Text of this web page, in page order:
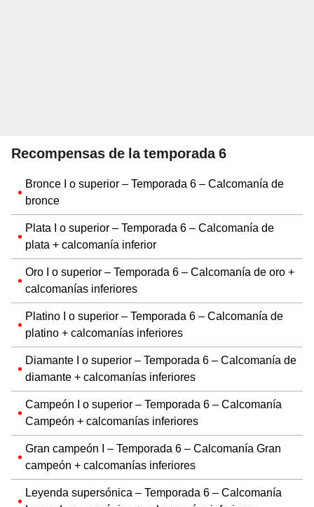
Recompensas de la temporada 6
Bronce I o superior – Temporada 6 – Calcomanía de
bronce
Plata I o superior – Temporada 6 – Calcomanía de
plata + calcomanía inferior
Oro I o superior – Temporada 6 – Calcomanía de oro +
calcomanías inferiores
Platino I o superior – Temporada 6 – Calcomanía de
platino + calcomanías inferiores
Diamante I o superior – Temporada 6 – Calcomanía de
diamante + calcomanías inferiores
Campeón I o superior – Temporada 6 – Calcomanía
Campeón + calcomanías inferiores
Gran campeón I – Temporada 6 – Calcomanía Gran
campeón + calcomanías inferiores
Leyenda supersónica – Temporada 6 – Calcomanía